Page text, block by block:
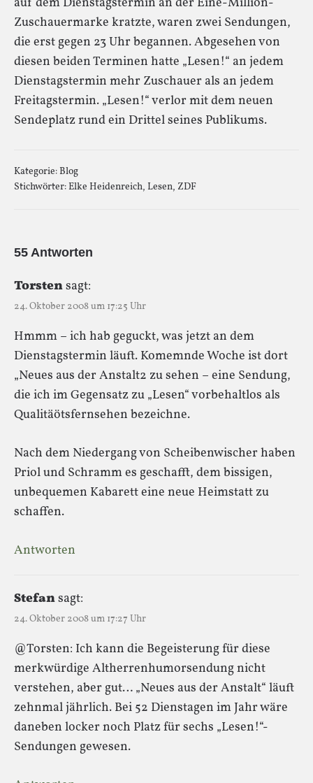
Zuschauermarke kratzte, waren zwei Sendungen,
die erst gegen 23 Uhr begannen. Abgesehen von
diesen beiden Terminen hatte „Lesen!“ an jedem
Dienstagstermin mehr Zuschauer als an jedem
Freitagstermin. „Lesen!“ verlor mit dem neuen
Sendeplatz rund ein Drittel seines Publikums.
Kategorie:Blog
Stichwörter:Elke Heidenreich, Lesen, ZDF
55 Antworten
Torstensagt:
24. Oktober 2008 um 17:25 Uhr
Hmmm – ich hab geguckt, was jetzt an dem
Dienstagstermin läuft. Komemnde Woche ist dort
„Neues aus der Anstalt2 zu sehen – eine Sendung,
die ich im Gegensatz zu „Lesen“ vorbehaltlos als
Qualitäötsfernsehen bezeichne.
Nach dem Niedergang von Scheibenwischer haben
Priol und Schramm es geschafft, dem bissigen,
unbequemen Kabarett eine neue Heimstatt zu
schaffen.
Antworten
Stefansagt:
24. Oktober 2008 um 17:27 Uhr
@Torsten: Ich kann die Begeisterung für diese
merkwürdige Altherrenhumorsendung nicht
verstehen, aber gut… „Neues aus der Anstalt“ läuft
zehnmal jährlich. Bei 52 Dienstagen im Jahr wäre
daneben locker noch Platz für sechs „Lesen!“-
Sendungen gewesen.